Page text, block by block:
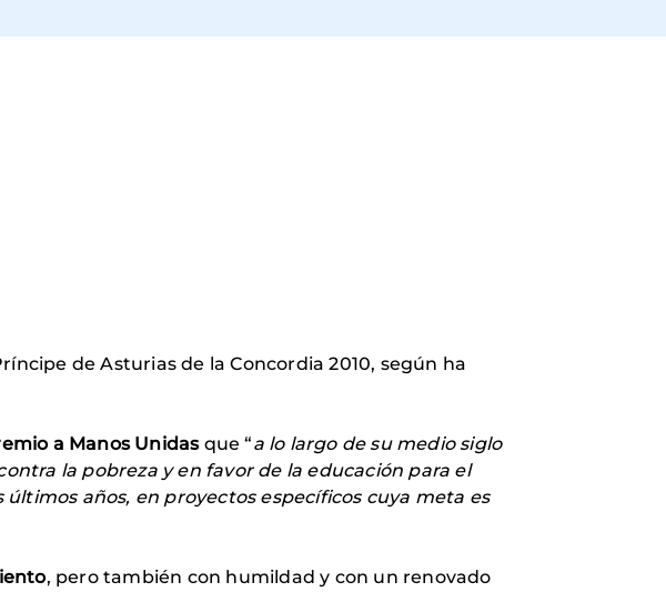
de Asturias de la Concordia 2010, según ha
a Manos Unidasque “a lo largo de su medio siglo
la pobreza y en favor de la educación para el
años, en proyectos específicos cuya meta es
, pero también con humildad y con un renovado